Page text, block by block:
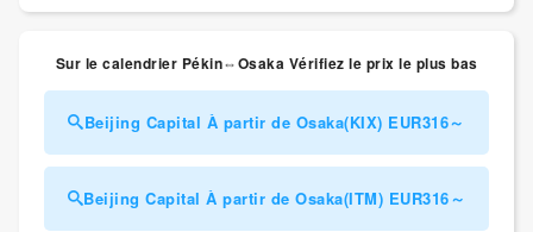
Sur le calendrier Pékin⇔Osaka Vérifiez le prix le plus bas
Beijing Capital À partir de Osaka(KIX) EUR316～
Beijing Capital À partir de Osaka(ITM) EUR316～